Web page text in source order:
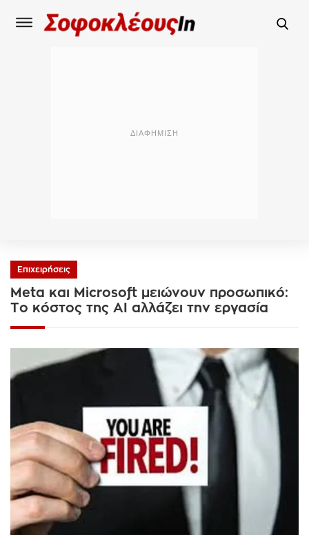
Επιχειρήσεις
Meta και Microsoft μειώνουν προσωπικό:
Το κόστος της AI αλλάζει την εργασία